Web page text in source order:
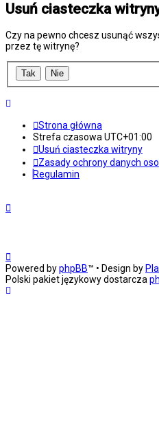
Usuń ciasteczka
Czy na pewno chcesz usunąć
przez tę witrynę?
Strona główna
Strefa czasowaUTC+01:00
Usuń ciasteczka witryny
Zasady ochrony danych
Regulamin
Powered byphpBB™ • Design by
Polski pakiet językowy dostarcza